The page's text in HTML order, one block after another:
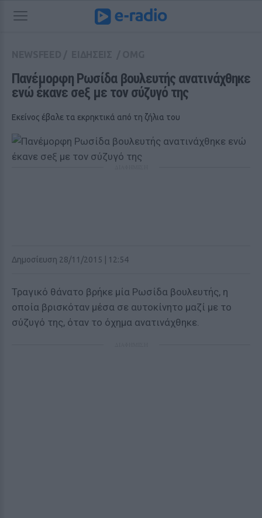
Πανέμορφη Ρωσίδα βουλευτής ανατινάχθηκε
ενώ έκανε σeξ με τον σύζυγό της
Εκείνος έβαλε τα εκρηκτικά από τη ζήλια του
Δημοσίευση 28/11/2015 | 12:54
Τραγικό θάνατο βρήκε μία Ρωσίδα βουλευτής, η
οποία βρισκόταν μέσα σε αυτοκίνητο μαζί με το
σύζυγό της, όταν το όχημα ανατινάχθηκε.